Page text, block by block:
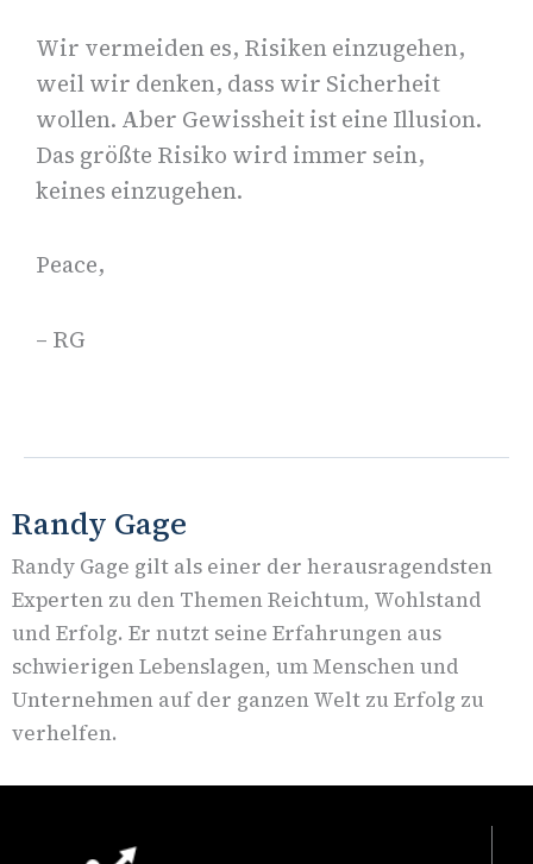
Wir vermeiden es, Risiken einzugehen,
weil wir denken, dass wir Sicherheit
wollen. Aber Gewissheit ist eine Illusion.
Das größte Risiko wird immer sein,
keines einzugehen.
Peace,
– RG
Randy Gage
Randy Gage gilt als einer der herausragendsten
Experten zu den Themen Reichtum, Wohlstand
und Erfolg. Er nutzt seine Erfahrungen aus
schwierigen Lebenslagen, um Menschen und
Unternehmen auf der ganzen Welt zu Erfolg zu
verhelfen.